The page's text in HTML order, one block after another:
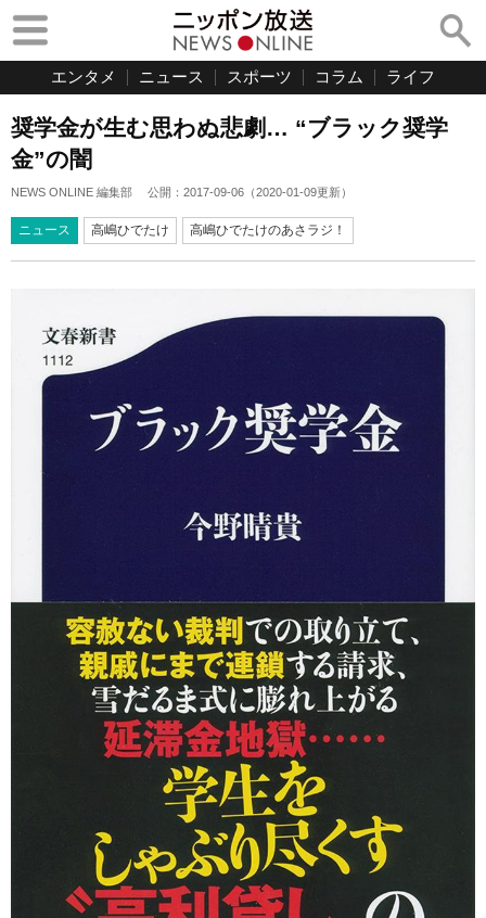
エンタメ ニュース スポーツ コラム ライフ
奨学金が生む思わぬ悲劇… “ブラック奨学
金”の闇
NEWS ONLINE 編集部 公開： 2017-09-06 （2020-01-09更新）
ニュース 高嶋ひでたけ 高嶋ひでたけのあさラジ！